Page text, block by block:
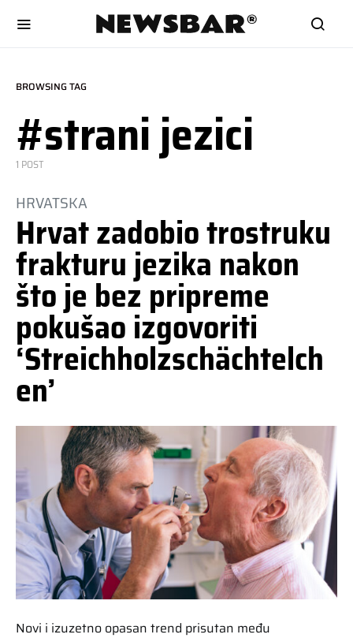
BROWSING TAG
#strani jezici
1 POST
HRVATSKA
Hrvat zadobio trostruku
frakturu jezika nakon
što je bez pripreme
pokušao izgovoriti
‘Streichholzschächtelch
en’
Novi i izuzetno opasan trend prisutan među